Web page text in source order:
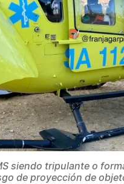
siendo tripulante o
de proyección de